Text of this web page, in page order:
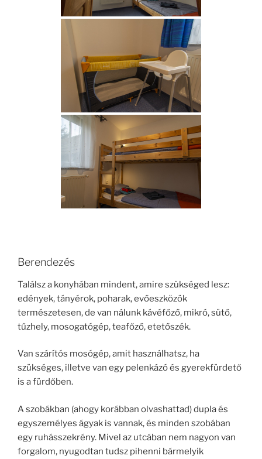
Berendezés
Találsz a konyhában mindent, amire szükséged lesz:
edények, tányérok, poharak, evőeszközök
természetesen, de van nálunk kávéfőző, mikró, sütő,
tűzhely, mosogatógép, teafőző, etetőszék.
Van szárítós mosógép, amit használhatsz, ha
szükséges, illetve van egy pelenkázó és gyerekfürdető
is a fürdőben.
A szobákban (ahogy korábban olvashattad) dupla és
egyszemélyes ágyak is vannak, és minden szobában
egy ruhásszekrény. Mivel az utcában nem nagyon van
forgalom, nyugodtan tudsz pihenni bármelyik